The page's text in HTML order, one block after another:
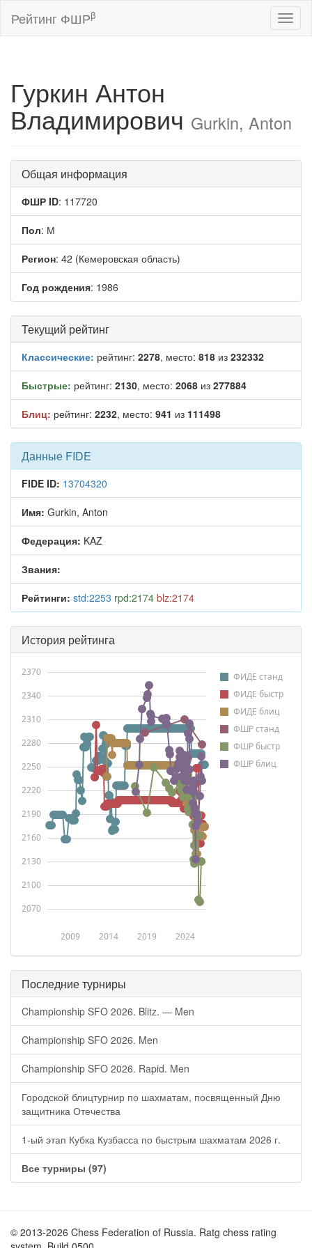
Рейтинг ФШРβ
Гуркин Антон
Владимирович Gurkin, Anton
Общая информация
ФШР ID: 117720
Пол: М
Регион: 42 (Кемеровская область)
Год рождения: 1986
Текущий рейтинг
Классические: рейтинг: 2278, место: 818 из 232332
Быстрые: рейтинг: 2130, место: 2068 из 277884
Блиц: рейтинг: 2232, место: 941 из 111498
Данные FIDE
FIDE ID: 13704320
Имя: Gurkin, Anton
Федерация: KAZ
Звания:
Рейтинги: std:2253 rpd:2174 blz:2174
История рейтинга
ФИДЕ станд
ФИДЕ быстр
ФИДЕ блиц
ФШР станд
ФШР быстр
ФШР блиц
2009 2014 2019 2024
2070
2100
2130
2160
2190
2220
2250
2280
2310
2340
2370
Последние турниры
Championship SFO 2026. Blitz. — Men
Championship SFO 2026. Men
Championship SFO 2026. Rapid. Men
Городской блицтурнир по шахматам, посвященный Дню
защитника Отечества
1-ый этап Кубка Кузбасса по быстрым шахматам 2026 г.
Все турниры (97)
© 2013-2026 Chess Federation of Russia. Ratg chess rating